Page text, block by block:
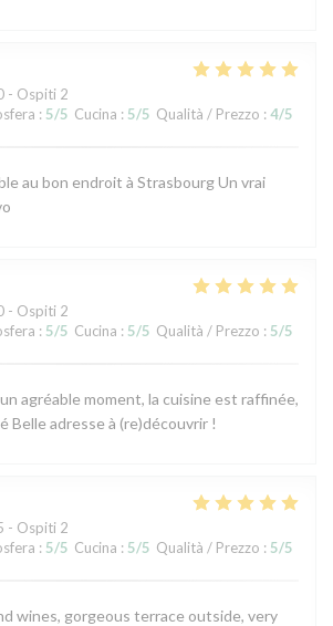
- Ospiti 2
: 5/5 Cucina : 5/5 Qualità / Prezzo : 4/5
au bon endroit à Strasbourg Un vrai
- Ospiti 2
: 5/5 Cucina : 5/5 Qualità / Prezzo : 5/5
agréable moment, la cuisine est raffinée,
Belle adresse à (re)découvrir !
- Ospiti 2
: 5/5 Cucina : 5/5 Qualità / Prezzo : 5/5
wines, gorgeous terrace outside, very